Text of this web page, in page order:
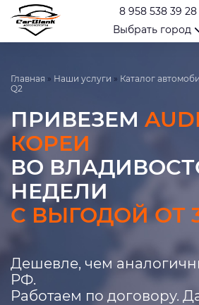
8 958 538 39 28
Выбрать город
Главная » Наши услуги » Каталог
Q2
ПРИВЕЗЕМ
КОРЕИ
ВО
НЕДЕЛИ
С ВЫГОДОЙ ОТ
Дешевле, чем
РФ.
Работаем по договору.